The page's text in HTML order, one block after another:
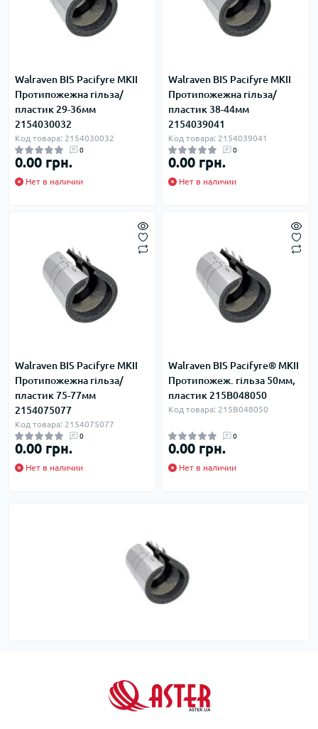
Walraven BIS Pacifyre MKII
Протипожежна гільза/
пластик 29-36мм
2154030032
Код товара: 2154030032
0
0.00 грн.
Нет в наличии
Walraven BIS Pacifyre MKII
Протипожежна гільза/
пластик 38-44мм
2154039041
Код товара: 2154039041
0
0.00 грн.
Нет в наличии
Walraven BIS Pacifyre MKII
Протипожежна гільза/
пластик 75-77мм
2154075077
Код товара: 2154075077
0
0.00 грн.
Нет в наличии
Walraven BIS Pacifyre® MKII
Протипожеж. гільза 50мм,
пластик 215B048050
Код товара: 215B048050
0
0.00 грн.
Нет в наличии